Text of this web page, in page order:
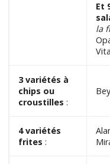
Et
la
3 variétés à
chips ou
croustilles :
4 variétés
frites :